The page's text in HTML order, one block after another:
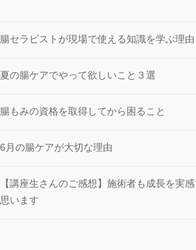
腸セラピストが現場で使える知識を学ぶ理由
夏の腸ケアでやって欲しいこと３選
腸もみの資格を取得してから困ること
6月の腸ケアが大切な理由
【講座生さんのご感想】施術者も成長を実
思います